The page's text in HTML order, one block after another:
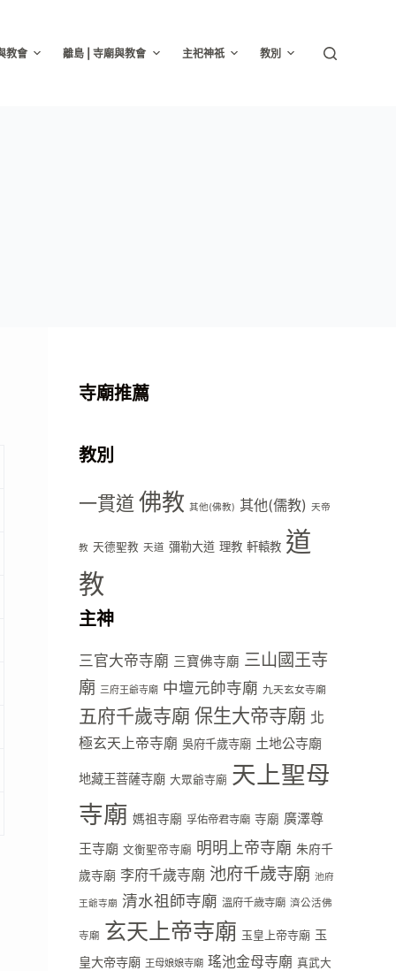
教會 離島 | 寺廟與教會 主祀神祇 教別
寺廟推薦
教別
一貫道 佛教 其他(佛教) 其他(儒教) 天帝
教 天德聖教 天道 彌勒大道 理教 軒轅教 道
教
主神
三官大帝寺廟 三寶佛寺廟 三山國王寺
廟 三府王爺寺廟 中壇元帥寺廟 九天玄女寺廟
五府千歲寺廟 保生大帝寺廟 北
極玄天上帝寺廟 吳府千歲寺廟 土地公寺廟
地藏王菩薩寺廟 大眾爺寺廟 天上聖母
寺廟 媽祖寺廟 孚佑帝君寺廟 寺廟 廣澤尊
王寺廟 文衡聖帝寺廟 明明上帝寺廟 朱府千
歲寺廟 李府千歲寺廟 池府千歲寺廟 池府
王爺寺廟 清水祖師寺廟 溫府千歲寺廟 濟公活佛
寺廟 玄天上帝寺廟 玉皇上帝寺廟 玉
皇大帝寺廟 王母娘娘寺廟 瑤池金母寺廟 真武大